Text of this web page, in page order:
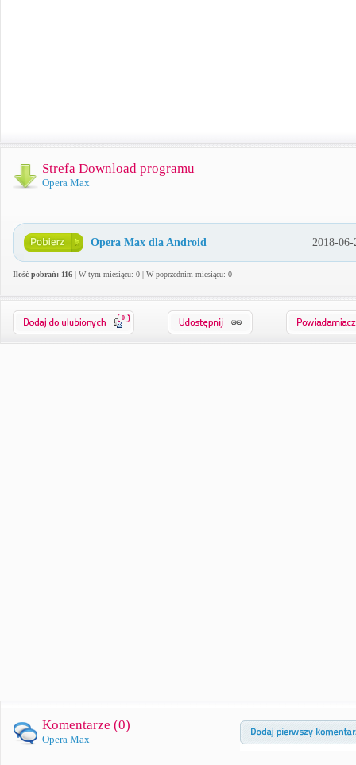
Strefa Download programu
Opera Max
Opera Max dla Android 2018-06-
Ilość pobrań: 116 | W tym miesiącu: 0 | W poprzednim miesiącu: 0
0
Komentarze (0)
Opera Max